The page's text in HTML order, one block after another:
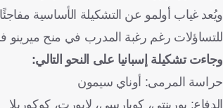
ويُعد غياب أولمو عن التشكيلة الأساسية
للتساؤلات رغم رغبة المدرب في منح ميرينو
وجاءت تشكيلة إسبانيا على النحو التالي:
حراسة المرمى: أوناي سيمون
الدفاع: يورينتي، كوبارسي، لابورت، كوكوريلا